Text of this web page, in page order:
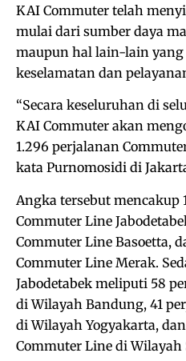
KAI Commuter telah
mulai dari sumber daya
maupun hal lain-lain
keselamatan dan
“Secara keseluruhan di
KAI Commuter akan
1.296 perjalanan
kata Purnomosidi di
Angka tersebut mencakup
Commuter Line
Commuter Line Basoetta,
Commuter Line Merak.
Jabodetabek meliputi 58
di Wilayah Bandung, 41
di Wilayah Yogyakarta,
Commuter Line di Wilayah